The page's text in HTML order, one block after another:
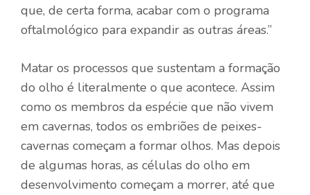
que, de certa forma, acabar com o programa
oftalmológico para expandir as outras áreas.”
Matar os processos que sustentam a formação
do olho é literalmente o que acontece. Assim
como os membros da espécie que não vivem
em cavernas, todos os embriões de peixes-
cavernas começam a formar olhos. Mas depois
de algumas horas, as células do olho em
desenvolvimento começam a morrer, até que